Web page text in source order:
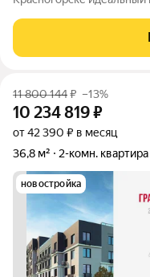
Соловьиная улица, 6.
монолитной технологии,
11 800 144₽ –13%
10 234 819₽
от 42 390 ₽ в месяц
36,8 м²
2-комн. квартира
новостройка